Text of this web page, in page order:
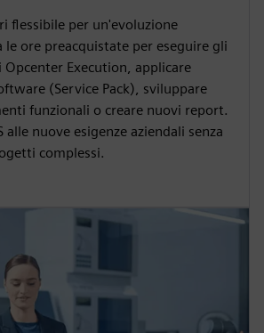
flessibile per un'evoluzione
ore preacquistate per eseguire gli
Execution, applicare
(Service Pack), sviluppare
funzionali o creare nuovi report.
alle nuove esigenze aziendali senza
complessi.